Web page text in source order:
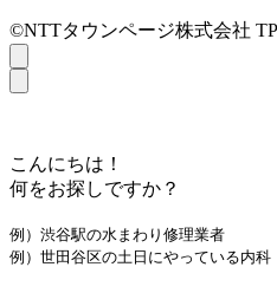
©NTTタウンページ株式会社
こんにちは！
何をお探しですか？
例）渋谷駅の水まわり修理業者
例）世田谷区の土日にやっている内科